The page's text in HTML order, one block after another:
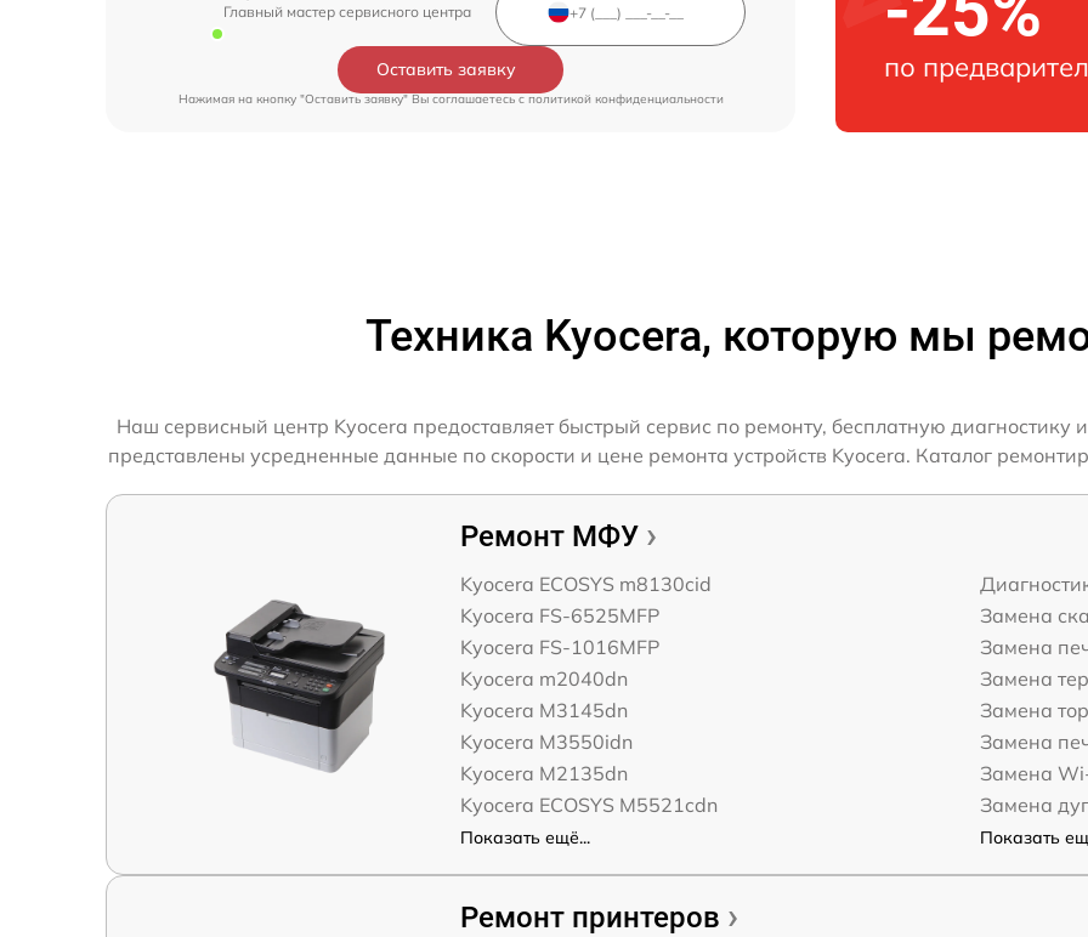
Главный мастер сервисного центра
Оставить заявку
Нажимая на кнопку "Оставить заявку" Вы соглашаетесь cполитикой конфиденциальности
по
Техника Kyocera, которую мы
Наш сервисный центр Kyocera предоставляет быстрый сервис по ремонту, бесплатную
представлены усредненные данные по скорости и цене ремонта устройств Kyocera. Каталог
Ремонт МФУ
Kyocera ECOSYS m8130cid
Kyocera FS-6525MFP
Kyocera FS-1016MFP
Kyocera m2040dn
Kyocera M3145dn
Kyocera M3550idn
Kyocera M2135dn
Kyocera ECOSYS M5521cdn
Показать ещё...
Замена
Замена
Замена
Замена
Замена
Замена
Замена
Показать
Ремонт принтеров